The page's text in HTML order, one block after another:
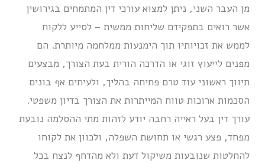
מן העבר השני, ניתן למצוא עורכי דין המתמחים בגירושין
אשר רואים בתפקידם שליחות ממשית – לסייע ללקוח
לממש את זכויותיו תוך הימנעות ממלחמה מיותרת. הם
מפנים לייעוץ זוגי או הדרכה הורית בעת הצורך, מבצעים
תיווך ראשוני עוד טרם פתיחה בהליך, ולעיתים אף בונים
הסכמות ארוכות טווח המייתרות את הצורך בדיון משפטי.
עורך דין בעל ראייה רחבה יודע לזהות מתי ההסלמה נובעת
מפחד, פצע רגשי או תחושת השפלה, ולכוון את לקוחו
להחלטות שנובעות משיקול דעת ולא מהדחף לנצח בכל